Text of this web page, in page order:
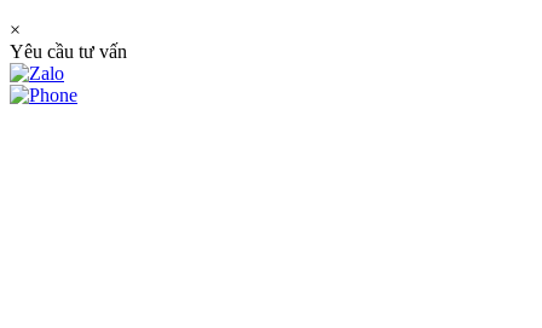
×
Yêu cầu tư vấn